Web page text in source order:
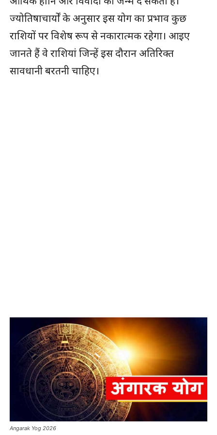
ज्योतिषाचार्यों के अनुसार इस योग का प्रभाव कुछ
राशियों पर विशेष रूप से नकारात्मक रहेगा। आइए
जानते हैं वे राशियां जिन्हें इस दौरान अतिरिक्त
सावधानी बरतनी चाहिए।
Angarak Yog 2026